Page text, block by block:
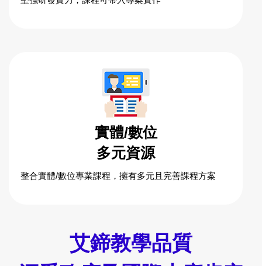
實體/數位
多元資源
整合實體/數位專業課程，擁有多元且完善課程方案
艾鍗教學品質